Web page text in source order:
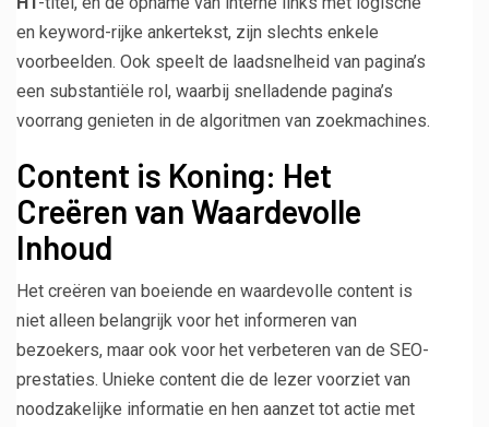
en keyword-rijke ankertekst, zijn slechts enkele
voorbeelden. Ook speelt de laadsnelheid van pagina’s
een substantiële rol, waarbij snelladende pagina’s
voorrang genieten in de algoritmen van zoekmachines.
Content is Koning: Het
Creëren van Waardevolle
Inhoud
Het creëren van boeiende en waardevolle content is
niet alleen belangrijk voor het informeren van
bezoekers, maar ook voor het verbeteren van de SEO-
prestaties. Unieke content die de lezer voorziet van
noodzakelijke informatie en hen aanzet tot actie met